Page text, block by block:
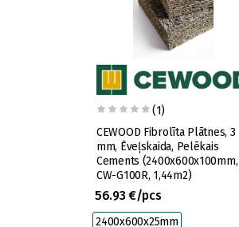
(1)
CEWOOD Fibrolīta Plātnes, 3
mm, Ēveļskaida, Pelēkais
Cements (2400x600x100mm,
CW-G100R, 1,44m2)
56.93 €/pcs
2400x600x25mm